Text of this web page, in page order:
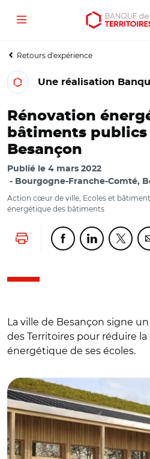
Aller
contenu
Aller
menu
Ouvrir
outils
Menu
Retours d'expérience
Une réalisation
Rénovation
bâtiments publics
Besançon
Publié le 4 mars 2022
Bourgogne-Franche-Comté,
Action cœur de ville, Ecoles et
énergétique des bâtiments
Lancer l'impression
Partager cette
Partager
La ville de Besançon signe
des Territoires pour réduire
énergétique de ses écoles.